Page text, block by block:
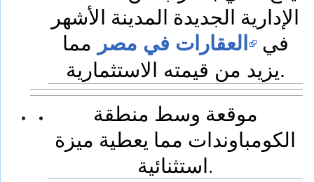
الإدارية الجديدة المدينة الأشهر
في
العقارات في مصر مما
يزيد من قيمته الاستثمارية.
موقعة وسط منطقة
الكومباوندات مما يعطية ميزة
استثنائية.